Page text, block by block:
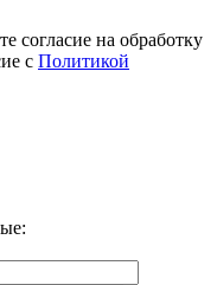
согласие на обработку
с Политикой